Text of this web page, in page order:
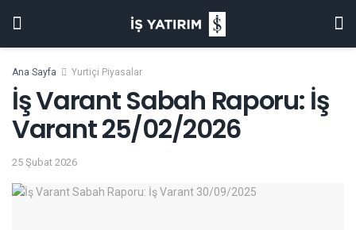
Ana Sayfa Yurtiçi Piyasalar
İş Varant Sabah Raporu: İş
Varant 25/02/2026
25 Şubat 2026